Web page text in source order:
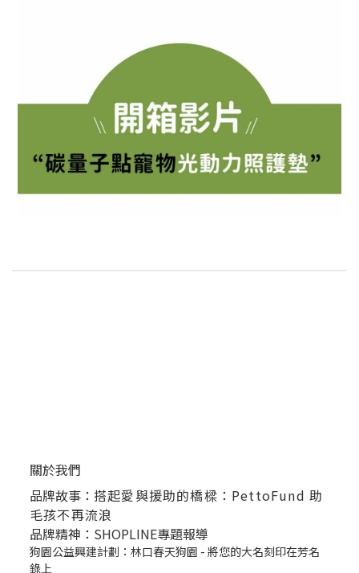
關於我們
品牌故事： 搭起愛與援助的橋樑：PettoFund 助
毛孩不再流浪
品牌精神：SHOPLINE專題報導
狗園公益興建計劃：林口春天狗園 - 將您的大名刻印在芳名
錄上